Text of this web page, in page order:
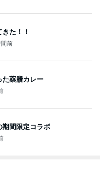
た！！
前
た薬膳カレー
期間限定コラボ